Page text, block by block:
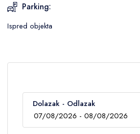
Parking:
Ispred objekta
Dolazak - Odlazak